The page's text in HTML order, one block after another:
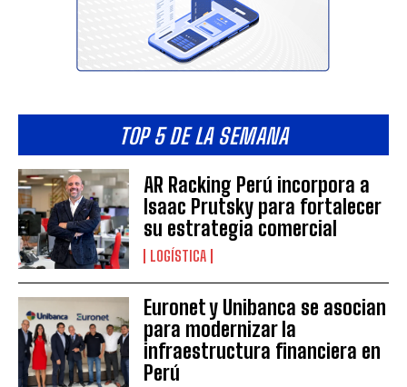
TOP 5 DE LA SEMANA
AR Racking Perú incorpora a
Isaac Prutsky para fortalecer
su estrategia comercial
LOGÍSTICA
Euronet y Unibanca se asocian
para modernizar la
infraestructura financiera en
Perú